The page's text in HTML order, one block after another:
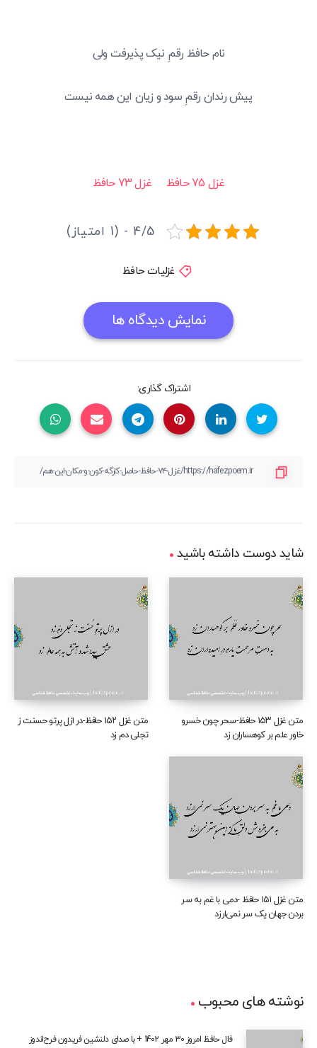
نام حافظ رقمِ نیک پذیرفت ولی
پیش رندان رقمِ سود و زیان این همه نیست
غزل 75 حافظ غزل 73 حافظ
4/5 - (1 امتیاز)
غزلیات حافظ
نمایش دیدگاه ها
اشتراک گذاری:
شاید دوست داشته باشید
متن غزل ۱۵۳ حافظ-سحر چون خسرو
خاور علم بر کوهساران زد
متن غزل ۱۵۲ حافظ-در ازل پرتو حسنت ز
تجلی دم زد
متن غزل ۱۵۱ حافظ -دمی با غم به سر
بردن جهان یک سر نمی‌ارزد
نوشته های محبوب
فال حافظ امروز 30 مهر 1402 + با صدای دلنشین فریدون فرح‌اندوز